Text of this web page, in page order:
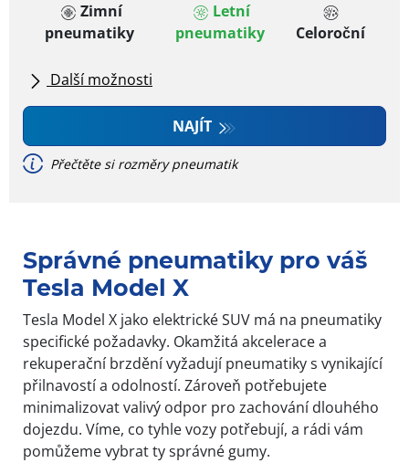
Zimní
pneumatiky
Letní
pneumatiky
Celoroční
Další možnosti
Všechny značky
Dojezdové
NAJÍT
Přečtěte si rozměry pneumatik
Správné pneumatiky pro váš
Tesla Model X
Tesla Model X jako elektrické SUV má na pneumatiky
specifické požadavky. Okamžitá akcelerace a
rekuperační brzdění vyžadují pneumatiky s vynikající
přilnavostí a odolností. Zároveň potřebujete
minimalizovat valivý odpor pro zachování dlouhého
dojezdu. Víme, co tyhle vozy potřebují, a rádi vám
pomůžeme vybrat ty správné gumy.